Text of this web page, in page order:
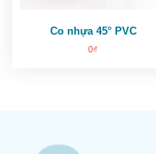
Co nhựa 45° PVC
0₫